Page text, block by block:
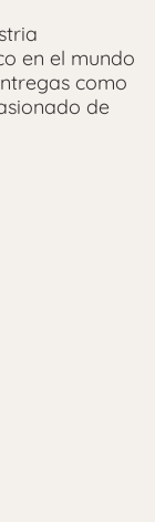
en el mundo
como
de